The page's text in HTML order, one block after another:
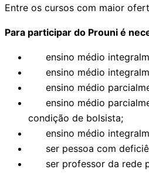
Entre os cursos com maior
Para participar do Prouni é
ensino médio
ensino médio
ensino médio
ensino médio
condição de bolsista;
ensino médio
ser pessoa com
ser professor da rede